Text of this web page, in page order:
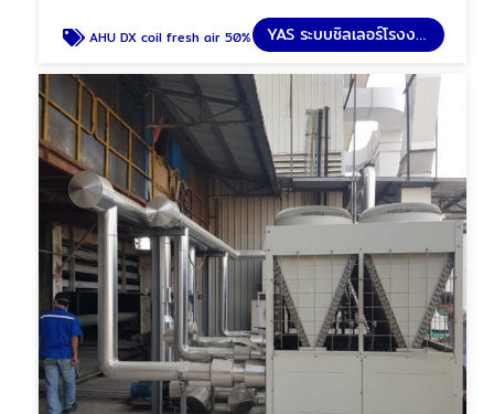
AHU DX coil fresh air 50% YAS ระบบชิลเลอร์โรงงาน